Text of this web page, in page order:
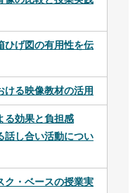
ひげ図の有用性を伝
ける映像教材の活用
る効果と負担感
し合い活動につい
ク・ベースの授業実